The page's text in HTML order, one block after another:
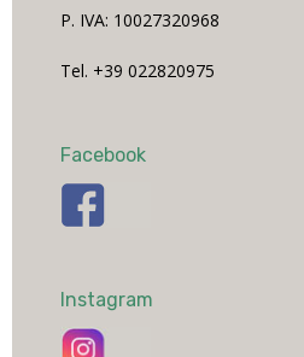
P. IVA: 10027320968
Tel. +39 022820975
Facebook
Instagram